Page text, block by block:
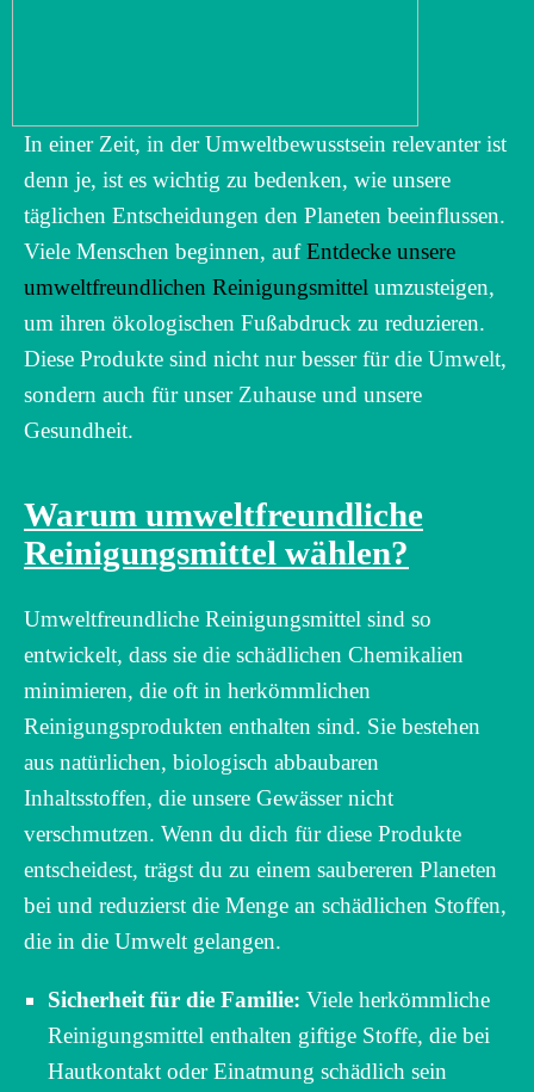
In einer Zeit, in der Umweltbewusstsein relevanter ist
denn je, ist es wichtig zu bedenken, wie unsere
täglichen Entscheidungen den Planeten beeinflussen.
Viele Menschen beginnen, aufEntdecke unsere
umweltfreundlichen Reinigungsmittel umzusteigen,
um ihren ökologischen Fußabdruck zu reduzieren.
Diese Produkte sind nicht nur besser für die Umwelt,
sondern auch für unser Zuhause und unsere
Gesundheit.
Warum umweltfreundliche
Reinigungsmittel wählen?
Umweltfreundliche Reinigungsmittel sind so
entwickelt, dass sie die schädlichen Chemikalien
minimieren, die oft in herkömmlichen
Reinigungsprodukten enthalten sind. Sie bestehen
aus natürlichen, biologisch abbaubaren
Inhaltsstoffen, die unsere Gewässer nicht
verschmutzen. Wenn du dich für diese Produkte
entscheidest, trägst du zu einem saubereren Planeten
bei und reduzierst die Menge an schädlichen Stoffen,
die in die Umwelt gelangen.
Sicherheit für die Familie: Viele herkömmliche
Reinigungsmittel enthalten giftige Stoffe, die bei
Hautkontakt oder Einatmung schädlich sein